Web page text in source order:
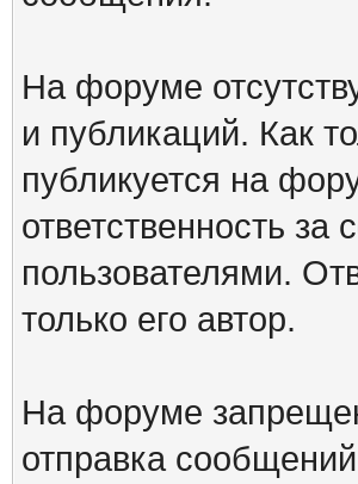
На форуме
и публикаций. Как
публикуется на
ответственность
пользователями.
только его автор.
На форуме
отправка